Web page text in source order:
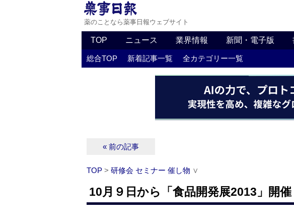
薬のことなら薬事日報ウェブサイト
TOP ニュース 業界情報 新聞・電子版
総合TOP 新着記事一覧 全カテゴリー一覧
« 前の記事
TOP > 研修会 セミナー 催し物 ∨
10月９日から「食品開発展2013」開